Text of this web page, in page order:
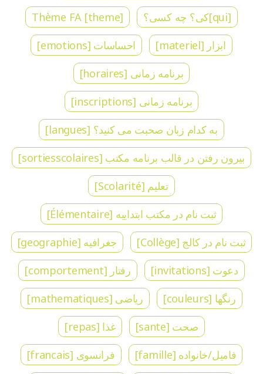
[qui]کی؟ چه کسی؟
[theme] Thème FA
ابزار [materiel]
احساسات [emotions]
برنامه زمانی [horaires]
برنامه زمانی [inscriptions]
به کدام زبان صحبت می کنید؟ [langues]
بیرون رفتن در قالب برنامه مکتب [sortiesscolaires]
تعلیم [Scolarité]
ثبت نام در مکتب ابتداییه [Élémentaire]
ثبت نام در کالج [Collège]
جغرافیه [geographie]
دعوت [invitations]
رفتار [comportement]
رنگها [couleurs]
ریاضی [mathematiques]
صحت [sante]
غذا [repas]
فامیل/خانواده [famille]
فرانسوی [francais]